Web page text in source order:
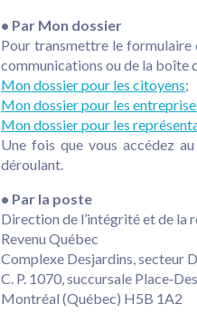
• Par Mon dossier
Pour transmettre le formulaire
communications ou de la boîte
Mon dossier pour les citoyens;
Mon dossier pour les
Mon dossier pour les
Une fois que vous accédez
déroulant.
• Par la poste
Direction de l’intégrité et de la
Revenu Québec
Complexe Desjardins, secteur
C. P. 1070, succursale
Montréal (Québec) H5B 1A2